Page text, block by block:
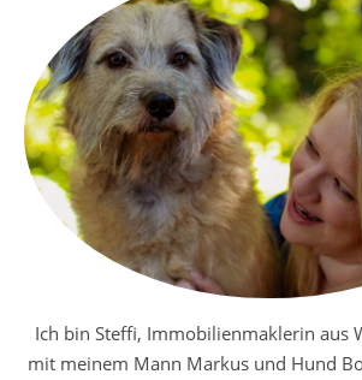
Ich bin Steffi, Immobilienmaklerin aus
mit meinem Mann Markus und Hund